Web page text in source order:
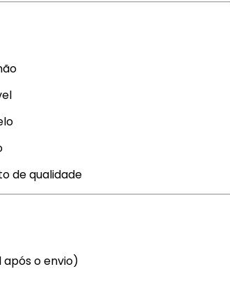
de qualidade
após o envio)